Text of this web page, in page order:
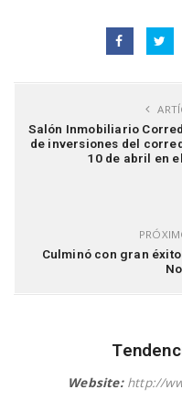
Salón Inmobiliario
de inversiones del
10 de abril en
Culminó con gran
Website: http://